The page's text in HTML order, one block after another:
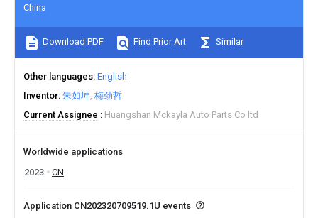
China
Download PDF Find Prior Art Similar
Other languages English
Inventor 朱如坤 梅劲哲
Current Assignee
Huangshan Mckayla Auto Parts Co ltd
Worldwide applications
2023
CN
Application CN202320709519.1U events